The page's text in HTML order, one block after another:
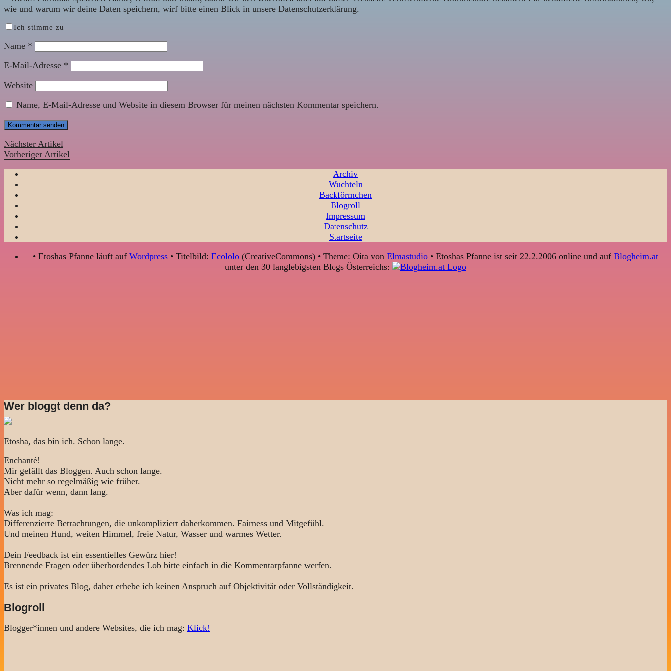
wie und warum wir deine Daten speichern, wirf bitte einen Blick in unsere Datenschutzerklärung.
Ich stimme zu
Name *
E-Mail-Adresse *
Website
Name, E-Mail-Adresse und Website in diesem Browser für meinen nächsten Kommentar speichern.
Nächster Artikel
Vorheriger Artikel
Archiv
Wuchteln
Backförmchen
Blogroll
Impressum
Datenschutz
Startseite
• Etoshas Pfanne läuft auf Wordpress • Titelbild: Ecololo (CreativeCommons) • Theme: Oita von Elmastudio • Etoshas Pfanne ist seit 22.2.2006 online und auf Blogheim.at
unter den 30 langlebigsten Blogs Österreichs:
Wer bloggt denn da?
Etosha, das bin ich. Schon lange.
Enchanté!
Mir gefällt das Bloggen. Auch schon lange.
Nicht mehr so regelmäßig wie früher.
Aber dafür wenn, dann lang.
Was ich mag:
Differenzierte Betrachtungen, die unkompliziert daherkommen. Fairness und Mitgefühl.
Und meinen Hund, weiten Himmel, freie Natur, Wasser und warmes Wetter.
Dein Feedback ist ein essentielles Gewürz hier!
Brennende Fragen oder überbordendes Lob bitte einfach in die Kommentarpfanne werfen.
Es ist ein privates Blog, daher erhebe ich keinen Anspruch auf Objektivität oder Vollständigkeit.
Blogroll
Blogger*innen und andere Websites, die ich mag: Klick!